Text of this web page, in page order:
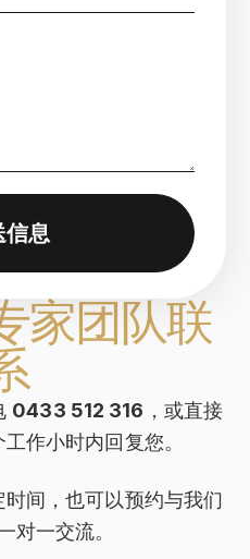
家团队联
0433 512 316 ，或直接
作小时内回复您。
间，也可以预约与我们
对一交流。
信息